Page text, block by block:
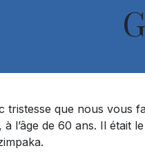
tristesse que nous vous
à l’âge de 60 ans. Il était